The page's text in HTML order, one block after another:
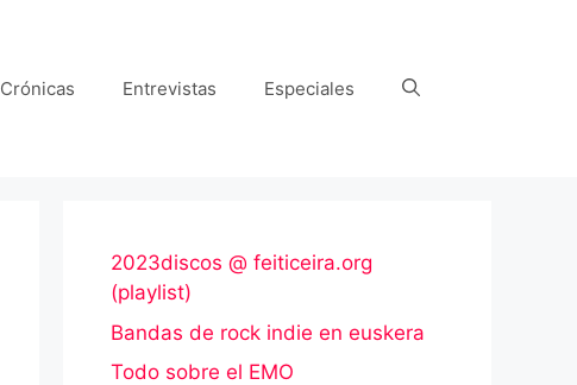
Crónicas Entrevistas Especiales
2023discos @ feiticeira.org
(playlist)
Bandas de rock indie en euskera
Todo sobre el EMO